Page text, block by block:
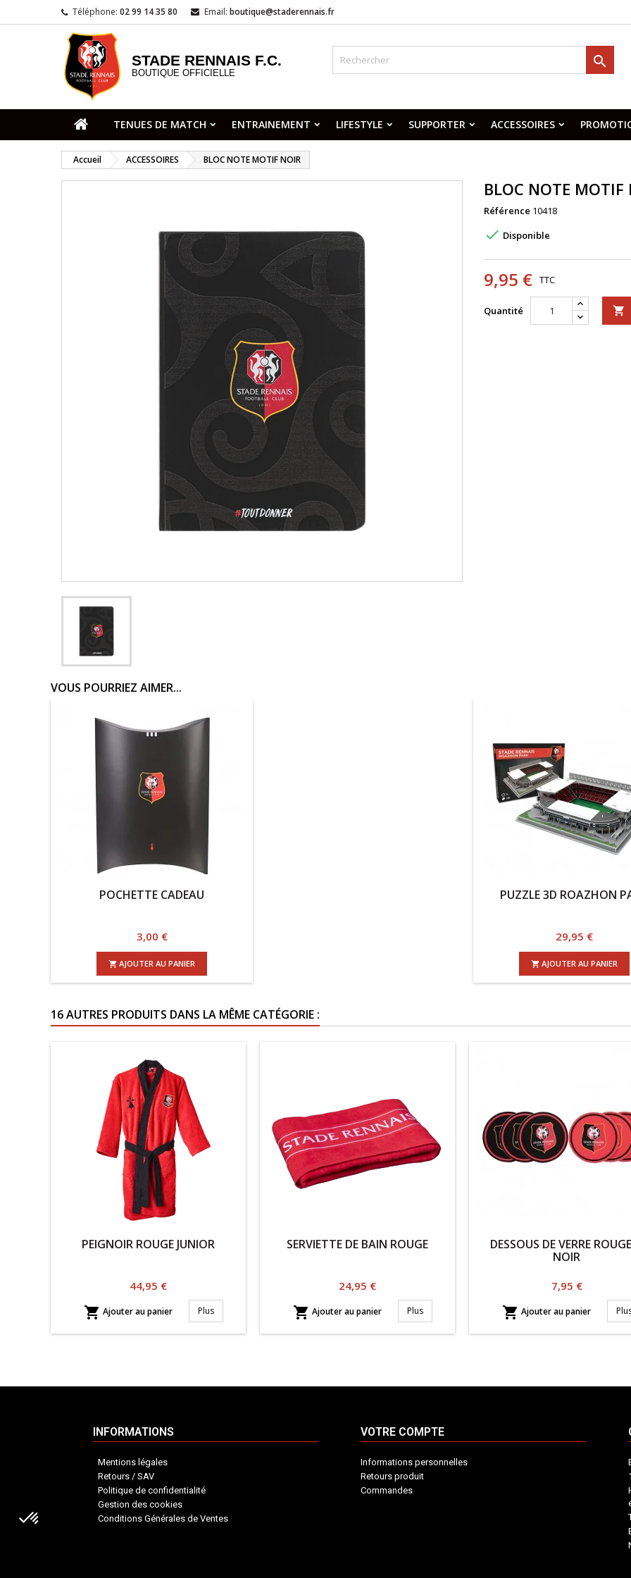
Téléphone: 02 99 14 35 80 Email: boutique@staderennais.fr
STADE RENNAIS F.C.
BOUTIQUE OFFICIELLE

TENUES DE MATCH ENTRAINEMENT LIFESTYLE SUPPORTER ACCESSOIRES
Accueil ACCESSOIRES BLOC NOTE MOTIF NOIR
BLOC NOTE MOTIF
Référence 10418
 Disponible
9,95 € TTC
Quantité 
VOUS POURRIEZ AIMER...
POCHETTE CADEAU
Prix
3,00 €
 AJOUTER AU PANIER
PUZZLE 3D ROAZHON
Prix
29,95 €
 AJOUTER AU PANIER
16 AUTRES PRODUITS DANS LA MÊME CATÉGORIE :
PEIGNOIR ROUGE JUNIOR
Prix
44,95 €
 Ajouter au panier Plus
SERVIETTE DE BAIN ROUGE
Prix
24,95 €
 Ajouter au panier Plus
DESSOUS DE VERRE
NOIR
Prix
7,95 €
 Ajouter au panier
INFORMATIONS
Mentions légales
Retours / SAV
Politique de confidentialité
Gestion des cookies
Conditions Générales de Ventes
VOTRE COMPTE
Informations personnelles
Retours produit
Commandes